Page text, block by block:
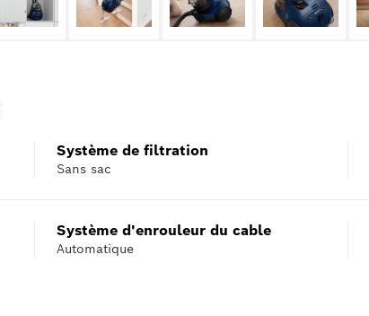
Système de filtration
Sans sac
Système d'enrouleur du cable
Automatique